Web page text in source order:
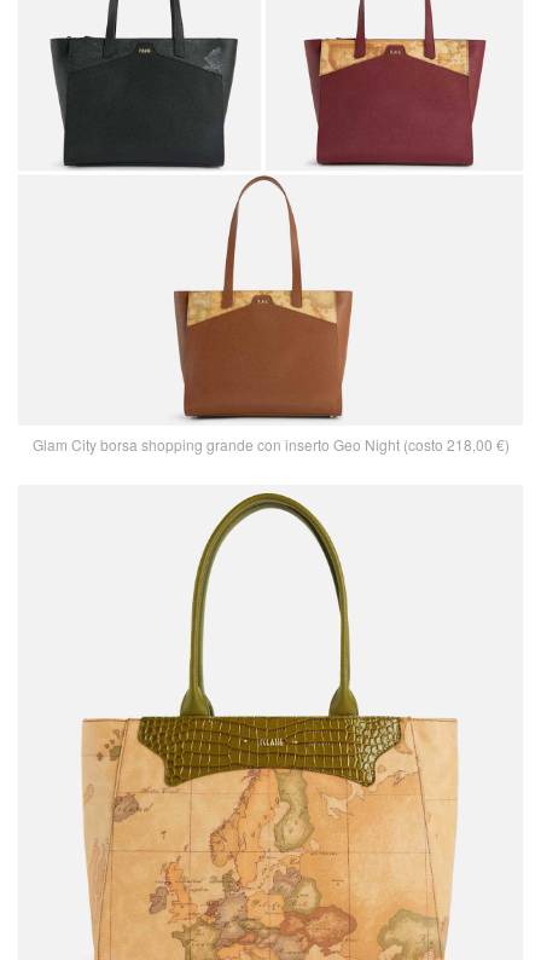
Glam City borsa shopping grande con inserto Geo Night (costo 218,00 €)